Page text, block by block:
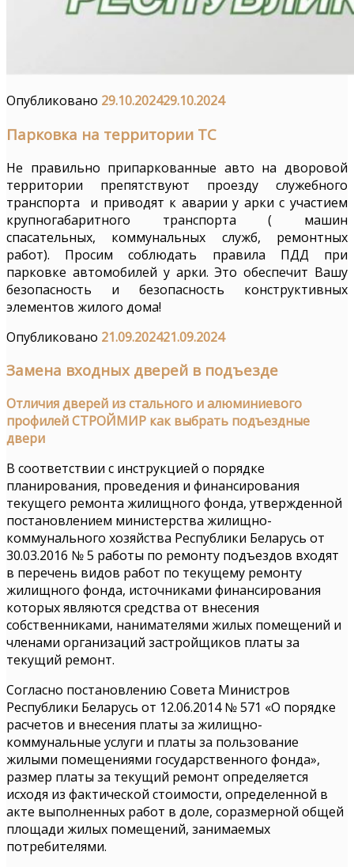
Опубликовано 29.10.202429.10.2024
Парковка на территории ТС
Не правильно припаркованные авто на дворовой
территории препятствуют проезду служебного
транспорта и приводят к аварии у арки с участием
крупногабаритного транспорта ( машин
спасательных, коммунальных служб, ремонтных
работ). Просим соблюдать правила ПДД при
парковке автомобилей у арки. Это обеспечит Вашу
безопасность и безопасность конструктивных
элементов жилого дома!
Опубликовано 21.09.202421.09.2024
Замена входных дверей в подъезде
Отличия дверей из стального и алюминиевого
профилейСТРОЙМИР как выбрать подъездные
двери
В соответствии с инструкцией о порядке
планирования, проведения и финансирования
текущего ремонта жилищного фонда, утвержденной
постановлением министерства жилищно-
коммунального хозяйства Республики Беларусь от
30.03.2016 № 5 работы по ремонту подъездов входят
в перечень видов работ по текущему ремонту
жилищного фонда, источниками финансирования
которых являются средства от внесения
собственниками, нанимателями жилых помещений и
членами организаций застройщиков платы за
текущий ремонт.
Согласно постановлению Совета Министров
Республики Беларусь от 12.06.2014 № 571 «О порядке
расчетов и внесения платы за жилищно-
коммунальные услуги и платы за пользование
жилыми помещениями государственного фонда»,
размер платы за текущий ремонт определяется
исходя из фактической стоимости, определенной в
акте выполненных работ в доле, соразмерной общей
площади жилых помещений, занимаемых
потребителями.